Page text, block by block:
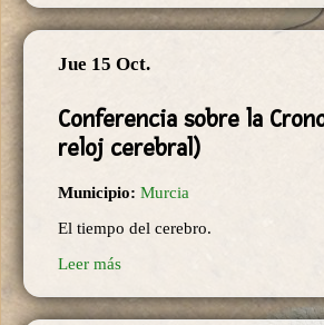
Jue 15 Oct.
Conferencia sobre la
reloj cerebral)
Municipio: Murcia
El tiempo del cerebro.
Leer más